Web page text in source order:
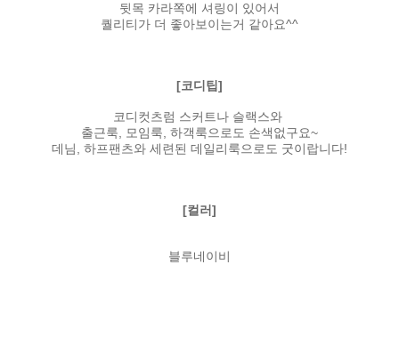
뒷목 카라쪽에 셔링이 있어서
퀄리티가 더 좋아보이는거 같아요^^
[코디팁]
코디컷츠럼 스커트나 슬랙스와
출근룩, 모임룩, 하객룩으로도 손색없구요~
데님, 하프팬츠와 세련된 데일리룩으로도 굿이랍니다!
[컬러]
블루네이비